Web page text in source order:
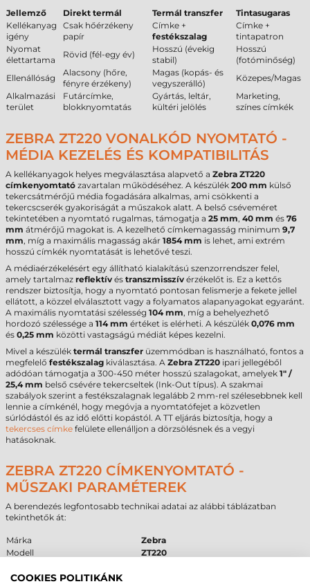
Jellemző Direkt termál Termál transzfer
Tintasugaras
Kellékanyag
igény
Csak hőérzékeny
papír
Címke +
festékszalag
Címke +
tintapatron
Nyomat
élettartama
Rövid (fél-egy év)
Hosszú (évekig
stabil)
Hosszú
(fotóminőség)
Ellenállóság
Alacsony (hőre,
fényre érzékeny)
Magas (kopás- és
vegyszerálló)
Közepes/Magas
Alkalmazási
terület
Futárcímke,
blokknyomtatás
Gyártás, leltár,
kültéri jelölés
Marketing,
színes címkék
ZEBRA ZT220 VONALKÓD NYOMTATÓ -
MÉDIA KEZELÉS ÉS KOMPATIBILITÁS
A kellékanyagok helyes megválasztása alapvető a Zebra ZT220
címkenyomtató zavartalan működéséhez. A készülék 200 mm külső
tekercsátmérőjű média fogadására alkalmas, ami csökkenti a
tekercscserék gyakoriságát a műszakok alatt. A belső cséveméret
tekintetében a nyomtató rugalmas, támogatja a 25 mm, 40 mm és 76
mm átmérőjű magokat is. A kezelhető címkemagasság minimum 9,7
mm, míg a maximális magasság akár 1854 mm is lehet, ami extrém
hosszú címkék nyomtatását is lehetővé teszi.
A médiaérzékelésért egy állítható kialakítású szenzorrendszer felel,
amely tartalmaz reflektív és transzmisszív érzékelőt is. Ez a kettős
rendszer biztosítja, hogy a nyomtató pontosan felismerje a fekete jellel
ellátott, a közzel elválasztott vagy a folyamatos alapanyagokat egyaránt.
A maximális nyomtatási szélesség 104 mm, míg a behelyezhető
hordozó szélessége a 114 mm értéket is elérheti. A készülék 0,076 mm
és 0,25 mm közötti vastagságú médiát képes kezelni.
Mivel a készülék termál transzfer üzemmódban is használható, fontos a
megfelelő festékszalag kiválasztása. A Zebra ZT220 ipari jellegéből
adódóan támogatja a 300-450 méter hosszú szalagokat, amelyek 1" /
25,4 mm belső csévére tekercseltek (Ink-Out típus). A szakmai
szabályok szerint a festékszalagnak legalább 2 mm-rel szélesebbnek kell
lennie a címkénél, hogy megóvja a nyomtatófejet a közvetlen
súrlódástól és az idő előtti kopástól. A TT eljárás biztosítja, hogy a
tekercses címke felülete ellenálljon a dörzsölésnek és a vegyi
hatásoknak.
ZEBRA ZT220 CÍMKENYOMTATÓ -
MŰSZAKI PARAMÉTEREK
A berendezés legfontosabb technikai adatai az alábbi táblázatban
tekinthetők át:
Márka
Zebra
Modell
ZT220
Felbontás
COOKIES POLITIKÁNK